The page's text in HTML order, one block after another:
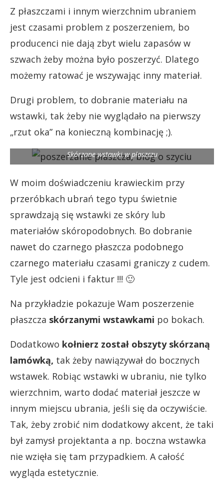
Z płaszczami i innym wierzchnim ubraniem
jest czasami problem z poszerzeniem, bo
producenci nie dają zbyt wielu zapasów w
szwach żeby można było poszerzyć. Dlatego
możemy ratować je wszywając inny materiał.
Drugi problem, to dobranie materiału na
wstawki, tak żeby nie wyglądało na pierwszy
„rzut oka” na konieczną kombinację ;).
Skórzane wstawki w płaszczu
W moim doświadczeniu krawieckim przy
przeróbkach ubrań tego typu świetnie
sprawdzają się wstawki ze skóry lub
materiałów skóropodobnych. Bo dobranie
nawet do czarnego płaszcza podobnego
czarnego materiału czasami graniczy z cudem.
Tyle jest odcieni i faktur !!! 🙂
Na przykładzie pokazuje Wam poszerzenie
płaszcza skórzanymi wstawkami po bokach.
Dodatkowo kołnierz został obszyty skórzaną
lamówką, tak żeby nawiązywał do bocznych
wstawek. Robiąc wstawki w ubraniu, nie tylko
wierzchnim, warto dodać materiał jeszcze w
innym miejscu ubrania, jeśli się da oczywiście.
Tak, żeby zrobić nim dodatkowy akcent, że taki
był zamysł projektanta a np. boczna wstawka
nie wzięła się tam przypadkiem. A całość
wygląda estetycznie.